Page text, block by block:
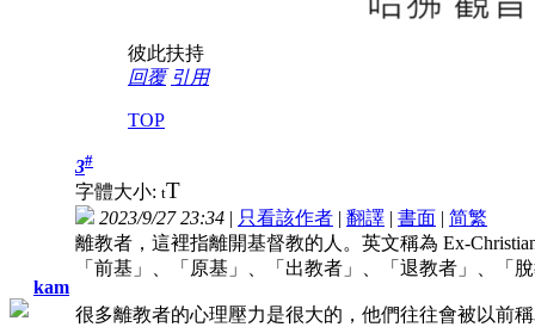
彼此扶持
回覆 引用
TOP
kam
3#
字體大小: tT
2023/9/27 23:34 | 只看該作者 | 翻譯 | 書面 | 简繁
離教者，這裡指離開基督教的人。英文稱為 Ex-
「前基」、「原基」、「出教者」、「退教者」、「
很多離教者的心理壓力是很大的，他們往往會被以前